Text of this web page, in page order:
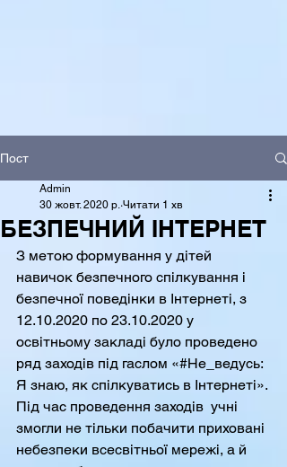
Пост
БЕЗПЕЧНИЙ ІНТЕРНЕТ
Admin
30 жовт. 2020 р. Читати 1 хв
З метою формування у дітей
навичок безпечного спілкування і
безпечної поведінки в Інтернеті, з
12.10.2020 по 23.10.2020 у
освітньому закладі було проведено
ряд заходів під гаслом «#Не_ведусь:
Я знаю, як спілкуватись в Інтернеті».
Під час проведення заходів  учні
змогли не тільки побачити приховані
небезпеки всесвітньої мережі, а й